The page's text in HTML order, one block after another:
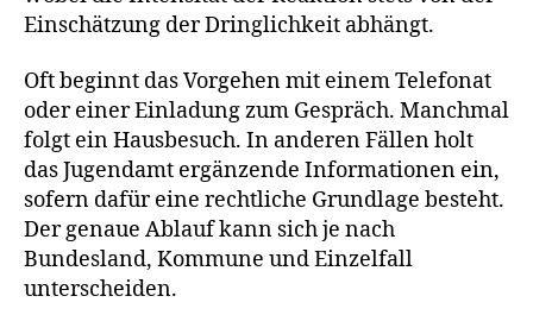
Einschätzung der Dringlichkeit abhängt.
Oft beginnt das Vorgehen mit einem Telefonat
oder einer Einladung zum Gespräch. Manchmal
folgt ein Hausbesuch. In anderen Fällen holt
das Jugendamt ergänzende Informationen ein,
sofern dafür eine rechtliche Grundlage besteht.
Der genaue Ablauf kann sich je nach
Bundesland, Kommune und Einzelfall
unterscheiden.